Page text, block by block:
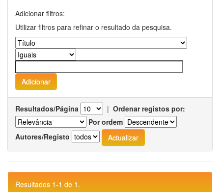
Adicionar filtros:
Utilizar filtros para refinar o resultado da pesquisa.
Resultados/Página | Ordenar registos por:
Por ordem
Autores/Registo
Resultados 1-1 de 1.